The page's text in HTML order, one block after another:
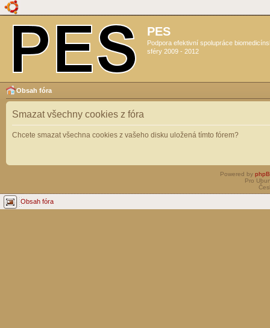
PES
Podpora efektivní spolupráce
sféry 2009 - 2012
Obsah fóra
Smazat všechny cookies z fóra
Chcete smazat všechna cookies z vašeho disku uložená tímto fórem?
Powered by
Pro
Obsah fóra